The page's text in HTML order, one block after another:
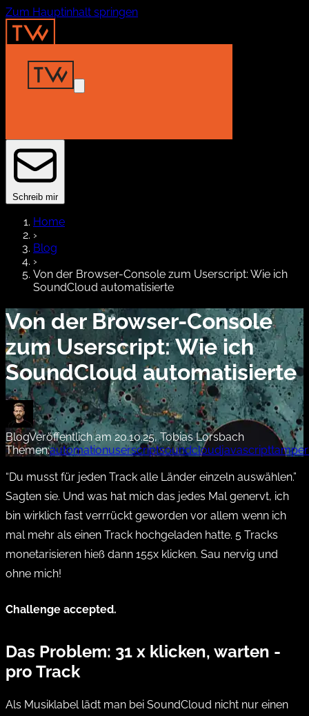
Zum Hauptinhalt springen
Home
Insights
Projekte
Schreib mir
Home
›
Blog
›
Von der Browser-Console zum Userscript: Wie ich
SoundCloud automatisierte
Von der Browser-Console
zum Userscript: Wie ich
SoundCloud automatisierte
BlogVeröffentlich am 20.10.25, Tobias Lorsbach
Themen:automationuserscriptsoundcloudjavascript
“Du musst für jeden Track alle Länder einzeln auswählen.”
Sagten sie. Und was hat mich das jedes Mal genervt, ich
bin wirklich fast verrrückt geworden vor allem wenn ich
mal mehr als einen Track hochgeladen hatte. 5 Tracks
monetarisieren hieß dann 155x klicken. Sau nervig und
ohne mich!
Challenge accepted.
Das Problem: 31 x klicken, warten -
pro Track
Als Musiklabel lädt man bei SoundCloud nicht nur einen